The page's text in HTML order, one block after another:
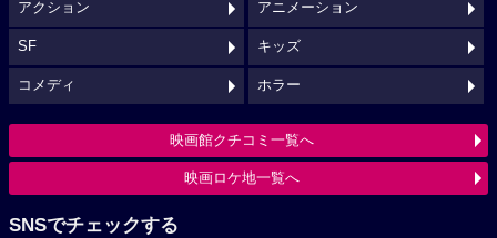
アクション アニメーション
SF キッズ
コメディ ホラー
映画館クチコミ一覧へ
映画ロケ地一覧へ
SNSでチェックする